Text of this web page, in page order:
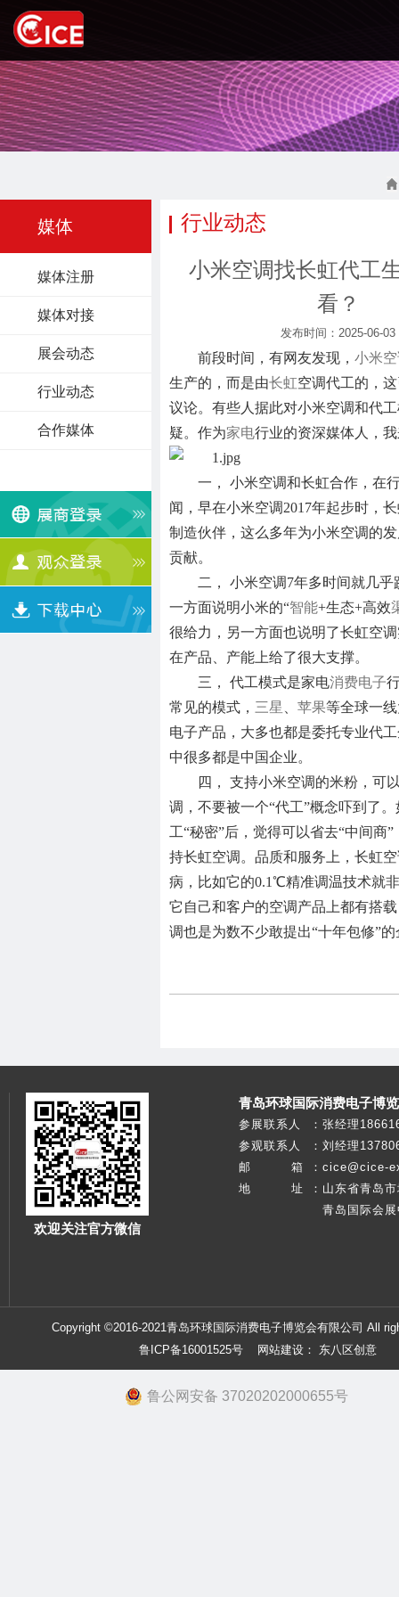
媒体
媒体注册
媒体对接
展会动态
行业动态
合作媒体
行业动态
小米空调找长虹代工
看？
发布时间：2025-06-03
前段时间，有网友发现， 小米
生产的，而是由长虹空调代工的，
议论。有些人据此对小米空调和代
疑。作为家电行业的资深媒体人，
一， 小米空调和长虹合作，在
闻，早在小米空调2017年起步时，
制造伙伴，这么多年为小米空调的
贡献。
二， 小米空调7年多时间就几
一方面说明小米的“智能+生态+高效
很给力，另一方面也说明了长虹空
在产品、产能上给了很大支撑。
三， 代工模式是家电消费电子
常见的模式， 三星 苹果等全球一
电子产品，大多也都是委托专业代
中很多都是中国企业。
四， 支持小米空调的米粉，可
调，不要被一个“代工”概念吓到了
工“秘密”后，觉得可以省去“中间商
持长虹空调。品质和服务上，长虹
病，比如它的0.1℃精准调温技术就
它自己和客户的空调产品上都有搭
调也是为数不少敢提出“十年包修”
欢迎关注官方微信
青岛环球国际消费电子博
参展联系人 ： 张经理
参观联系人
： 刘经理
邮 箱
： cice@cice-
地 址
： 山东省青岛
青岛国际会
Copyright ©2016-2021青岛环球国际消费电子博览会有限公司 All
鲁ICP备16001525号
网站建设： 东八区创意
鲁公网安备 37020202000655号